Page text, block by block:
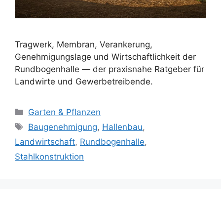
Tragwerk, Membran, Verankerung,
Genehmigungslage und Wirtschaftlichkeit der
Rundbogenhalle — der praxisnahe Ratgeber für
Landwirte und Gewerbetreibende.
Kategorien
Garten & Pflanzen
Schlagwörter
Baugenehmigung, Hallenbau,
Landwirtschaft, Rundbogenhalle,
Stahlkonstruktion